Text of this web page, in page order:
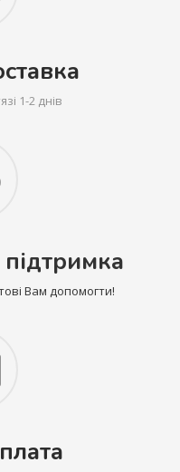
1-2 днів
Вам допомогти!